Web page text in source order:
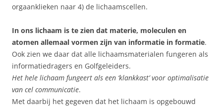
orgaanklieken naar 4) de lichaamscellen.
In ons lichaam is te zien dat materie, moleculen en
atomen allemaal vormen zijn van informatie in formatie.
Ook zien we daar dat alle lichaamsmaterialen fungeren als
informatiedragers en Golfgeleiders.
Het hele lichaam fungeert als een ‘klankkast’ voor optimalisatie
van cel communicatie.
Met daarbij het gegeven dat het lichaam is opgebouwd